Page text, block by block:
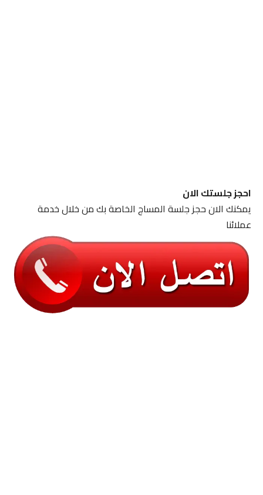
احجز جلستك الان
يمكنك الان حجز جلسة المساج الخاصة بك من خلال خدمة
عملائنا